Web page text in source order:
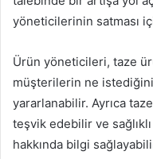
yöneticilerinin satması
Ürün yöneticileri, taze
müşterilerin ne
yararlanabilir. Ayrıca
teşvik edebilir ve
hakkında bilgi